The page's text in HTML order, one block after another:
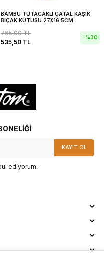
BAMBU TUTACAKLI ÇATAL KAŞIK
BIÇAK KUTUSU 27X16.5CM
765,00TL
535,50TL
-%30
KAYIT OL
ediyorum.